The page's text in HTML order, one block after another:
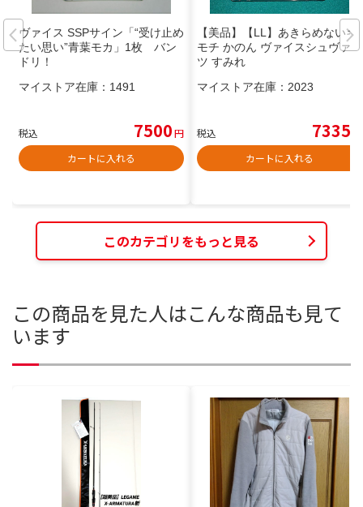
ヴァイス SSPサイン「“受け止め
たい思い”青葉モカ」1枚 バン
ドリ！
マイストア在庫： 1491
税込 7500円
カートに入れる
【美品】【LL】あきらめないキ
モチ かのん ヴァイスシュヴァル
ツ すみれ
マイストア在庫： 2023
税込 7335
カートに入れる
このカテゴリをもっと見る
この商品を見た人はこんな商品も見て
います